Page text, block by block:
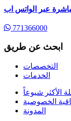
771366000
ابحث عن طريق
التخصصات
الخدمات
الأكثر شيوعاً
الخصوصية
المدونة